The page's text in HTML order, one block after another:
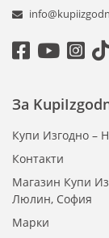
За
Купи Изгодно –
Контакти
Магазин Купи
Люлин, София
Марки